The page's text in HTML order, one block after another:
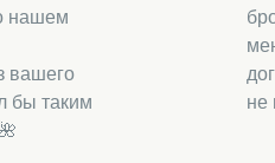
нашем
вашего
бы таким
не